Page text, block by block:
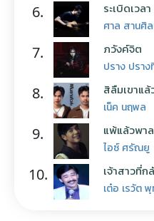
6. ระเบิดเวลา
ศาล สานศิ
7. ภวังค์จิต
ปราง ปรา
8. สิลืมเขาแล้
เน็ค นฤพล
9. แพ้แล้วพาล
ไอซ์ ศรัณยู
10. เจ้าสาวที่ก
เต๋อ เรวัต